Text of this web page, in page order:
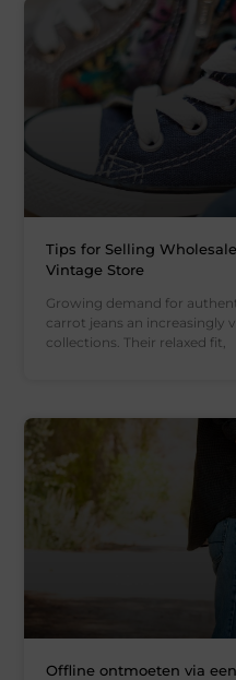
Tips for Selling
Vintage Store
Growing demand for
carrot jeans an increasingly
collections. Their relaxed fit,
Offline ontmoeten via